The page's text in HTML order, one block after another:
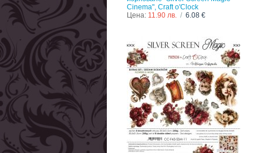
Cinema", Craft o'Clock
Цена: 11.90 лв. / 6.08 €